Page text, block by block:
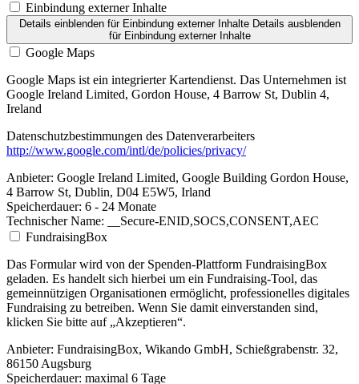
Einbindung externer Inhalte
Details einblendenfür Einbindung externer Inhalte Details ausblenden
für Einbindung externer Inhalte
Google Maps
Google Maps ist ein integrierter Kartendienst. Das Unternehmen ist
Google Ireland Limited, Gordon House, 4 Barrow St, Dublin 4,
Ireland
Datenschutzbestimmungen des Datenverarbeiters
http://www.google.com/intl/de/policies/privacy/
Anbieter: Google Ireland Limited, Google Building Gordon House,
4 Barrow St, Dublin, D04 E5W5, Irland
Speicherdauer: 6 - 24 Monate
Technischer Name: __Secure-ENID,SOCS,CONSENT,AEC
FundraisingBox
Das Formular wird von der Spenden-Plattform FundraisingBox
geladen. Es handelt sich hierbei um ein Fundraising-Tool, das
gemeinnützigen Organisationen ermöglicht, professionelles digitales
Fundraising zu betreiben. Wenn Sie damit einverstanden sind,
klicken Sie bitte auf „Akzeptieren“.
Anbieter: FundraisingBox, Wikando GmbH, Schießgrabenstr. 32,
86150 Augsburg
Speicherdauer: maximal 6 Tage